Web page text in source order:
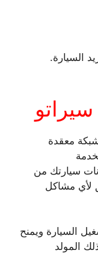
السيارة.
معقدة
سيارتك من
لأي مشاكل
السيارة ويمنح
المولد